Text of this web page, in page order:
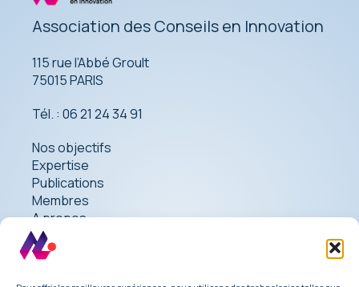
Association des Conseils en Innovation
115 rue l’Abbé Groult
75015 PARIS
Tél. : 06 21 24 34 91
Nos objectifs
Expertise
Publications
Membres
A propos
Contact